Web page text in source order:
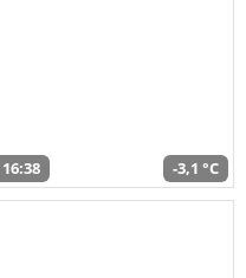
16:38 -3,1 °C